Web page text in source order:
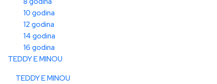
10 godina
12 godina
14 godina
16 godina
TEDDY E MINOU
TEDDY E MINOU